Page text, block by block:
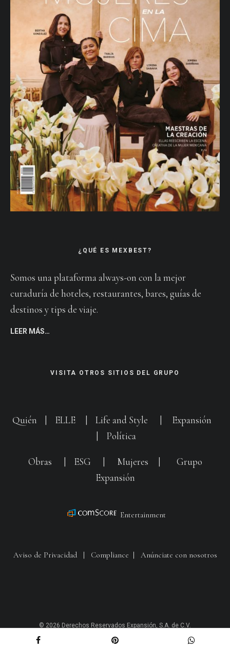
¿QUÉ ES MEXBEST?
Somos una plataforma always-on con la mejor
curaduría de hoteles, restaurantes, bares, guías de
destinos y tips de viaje.
LEER MÁS…
VISITA OTROS SITIOS DEL GRUPO
Quién ELLE Life and Style
Expansión
Política
Obras ESG Mujeres
Grupo
Expansión
Entertainment
Aviso de Privacidad| Compliance | Anúnciate con nosotros
© 2026 Derechos Reservados Expansión, S.A. de C.V.